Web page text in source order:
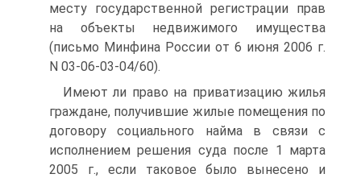
месту государственной регистрации прав
на объекты недвижимого имущества
(письмо Минфина России от 6 июня 2006 г.
N 03-06-03-04/60).
Имеют ли право на приватизацию жилья
граждане, получившие жилые помещения по
договору социального найма в связи с
исполнением решения суда после 1 марта
2005 г., если таковое было вынесено и